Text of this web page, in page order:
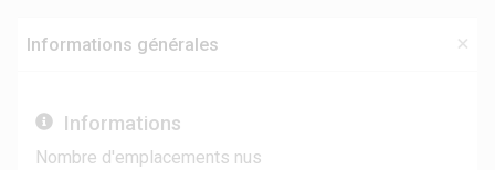
Informations générales
Informations
Nombre d'emplacements nus